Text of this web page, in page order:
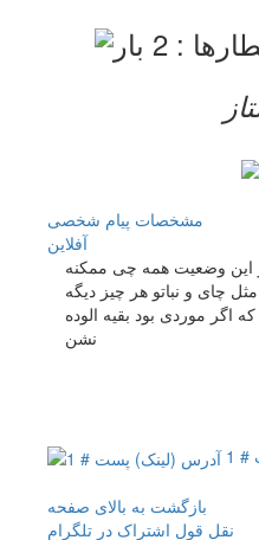
مشخصات پیام شخصی
آفلاين
اگر موردی بود بقیه الوده
نشن
1
بازگشت به بالای صفحه
نقل قول اشتراک در تلگرام